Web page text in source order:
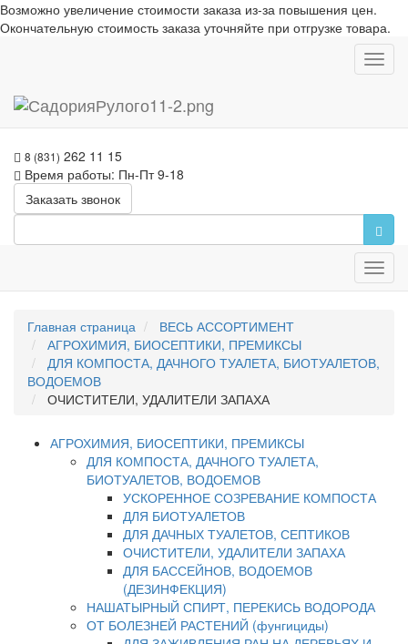
Возможно увеличение стоимости заказа из-за повышения цен.
Окончательную стоимость заказа уточняйте при отгрузке товара.
8 (831) 262 11 15
Время работы: Пн-Пт 9-18
Заказать звонок
Главная страница
ВЕСЬ АССОРТИМЕНТ
АГРОХИМИЯ, БИОСЕПТИКИ, ПРЕМИКСЫ
ДЛЯ КОМПОСТА, ДАЧНОГО ТУАЛЕТА, БИОТУАЛЕТОВ,
ВОДОЕМОВ
ОЧИСТИТЕЛИ, УДАЛИТЕЛИ ЗАПАХА
АГРОХИМИЯ, БИОСЕПТИКИ, ПРЕМИКСЫ
ДЛЯ КОМПОСТА, ДАЧНОГО ТУАЛЕТА,
БИОТУАЛЕТОВ, ВОДОЕМОВ
УСКОРЕННОЕ СОЗРЕВАНИЕ КОМПОСТА
ДЛЯ БИОТУАЛЕТОВ
ДЛЯ ДАЧНЫХ ТУАЛЕТОВ, СЕПТИКОВ
ОЧИСТИТЕЛИ, УДАЛИТЕЛИ ЗАПАХА
ДЛЯ БАССЕЙНОВ, ВОДОЕМОВ
(ДЕЗИНФЕКЦИЯ)
НАШАТЫРНЫЙ СПИРТ, ПЕРЕКИСЬ ВОДОРОДА
ОТ БОЛЕЗНЕЙ РАСТЕНИЙ (фунгициды)